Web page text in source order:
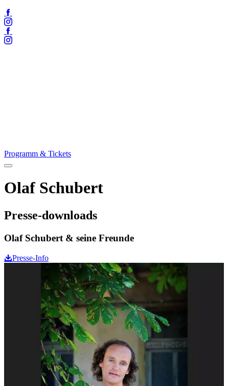
Facebook
Instagram
Facebook
Instagram
Programm & Tickets
Menü
Olaf Schubert
Presse-downloads
Olaf Schubert & seine Freunde
Presse-Info